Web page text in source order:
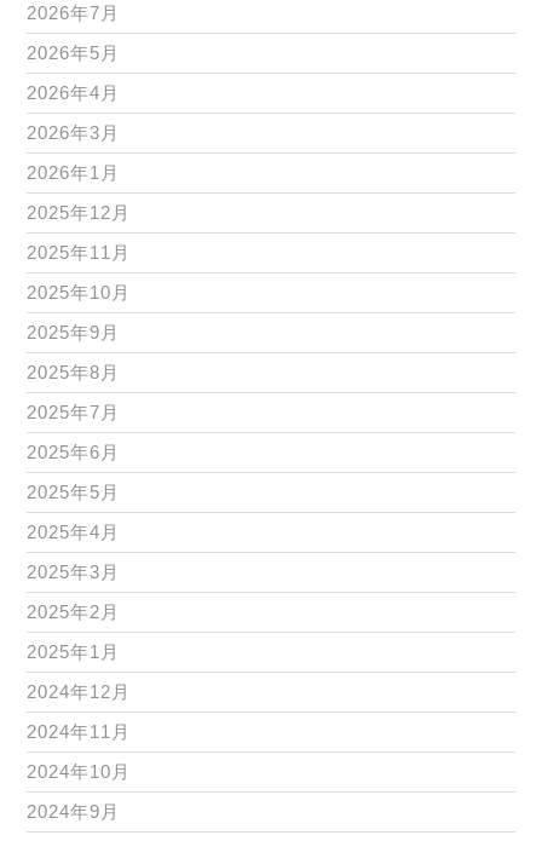
2026年7月
2026年5月
2026年4月
2026年3月
2026年1月
2025年12月
2025年11月
2025年10月
2025年9月
2025年8月
2025年7月
2025年6月
2025年5月
2025年4月
2025年3月
2025年2月
2025年1月
2024年12月
2024年11月
2024年10月
2024年9月